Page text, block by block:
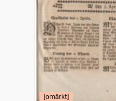
[omärkt]